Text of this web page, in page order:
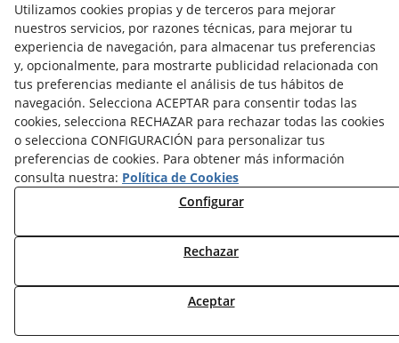
© 08/2026 Petits de Poble - Todos los derechos
reservados.
Utilizamos cookies propias y de terceros para mejorar
nuestros servicios, por razones técnicas, para mejorar tu
experiencia de navegación, para almacenar tus preferencias
y, opcionalmente, para mostrarte publicidad relacionada con
tus preferencias mediante el análisis de tus hábitos de
navegación. Selecciona ACEPTAR para consentir todas las
cookies, selecciona RECHAZAR para rechazar todas las cookies
o selecciona CONFIGURACIÓN para personalizar tus
preferencias de cookies. Para obtener más información
consulta nuestra: Política de Cookies
Configurar
Rechazar
Aceptar